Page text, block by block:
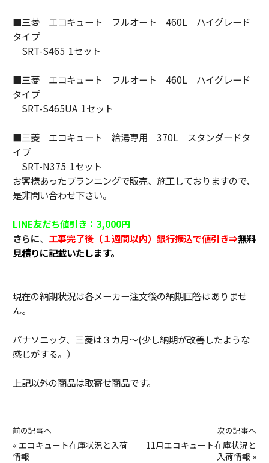
■三菱 エコキュート フルオート 460L ハイグレード
タイプ
SRT-S465 1セット
■三菱 エコキュート フルオート 460L ハイグレード
タイプ
SRT-S465UA 1セット
■三菱 エコキュート 給湯専用 370L スタンダードタ
イプ
SRT-N375 1セット
お客様あったプランニングで販売、施工しておりますので、
是非問い合わせ下さい。
LINE友だち値引き：3,000円
さらに、 工事完了後（１週間以内）銀行振込で値引き⇒無料
見積りに記載いたします。
現在の納期状況は各メーカー注文後の納期回答はありませ
ん。
パナソニック、三菱は３カ月～(少し納期が改善したような
感じがする。）
上記以外の商品は取寄せ商品です。
前の記事へ
« エコキュート在庫状況と入荷
情報
次の記事へ
11月エコキュート在庫状況と
入荷情報 »